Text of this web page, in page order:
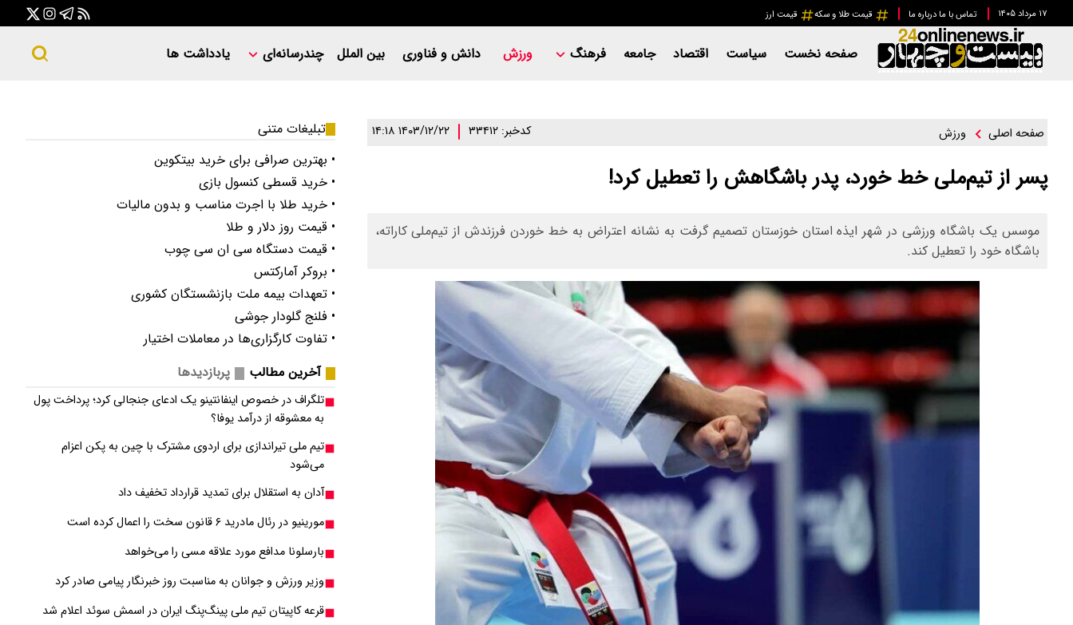
۱۷ مرداد ۱۴۰۵ تماس با ما درباره ما قیمت طلا و سکه قیمت ارز
صفحه نخست سیاست اقتصاد جامعه فرهنگ ورزش دانش و فناوری بین الملل چندرسانه‌ای یادداشت ها
صفحه اصلی ورزش کدخبر: ۳۳۴۱۲ ۱۴۰۳/۱۲/۲۲ ۱۴:۱۸
پسر از تیم‌ملی خط خورد، پدر باشگاهش را تعطیل کرد!
موسس یک باشگاه ورزشی در شهر ایذه استان خوزستان تصمیم گرفت به نشانه اعتراض به خط خوردن فرزندش از تیم‌ملی کاراته،
باشگاه خود را تعطیل کند.
تبلیغات متنی
• بهترین صرافی برای خرید بیتکوین
• خرید قسطی کنسول بازی
• خرید طلا با اجرت مناسب و بدون مالیات
• قیمت روز دلار و طلا
• قیمت دستگاه سی ان سی چوب
• بروکر آمارکتس
• تعهدات بیمه ملت بازنشستگان کشوری
• فلنج گلودار جوشی
• تفاوت کارگزاری‌ها در معاملات اختیار
آخرین مطالب
پربازدیدها
تلگراف در خصوص اینفانتینو یک ادعای جنجالی کرد؛ پرداخت پول
به معشوقه از درآمد یوفا؟
تیم ملی تیراندازی برای اردوی مشترک با چین به پکن اعزام
می‌شود
آدان به استقلال برای تمدید قرارداد تخفیف داد
مورینیو در رئال مادرید ۶ قانون سخت را اعمال کرده است
بارسلونا مدافع مورد علاقه مسی را می‌خواهد
وزیر ورزش و جوانان به مناسبت روز خبرنگار پیامی صادر کرد
قرعه کاپیتان تیم ملی پینگ‌پنگ ایران در اسمش سوئد اعلام شد